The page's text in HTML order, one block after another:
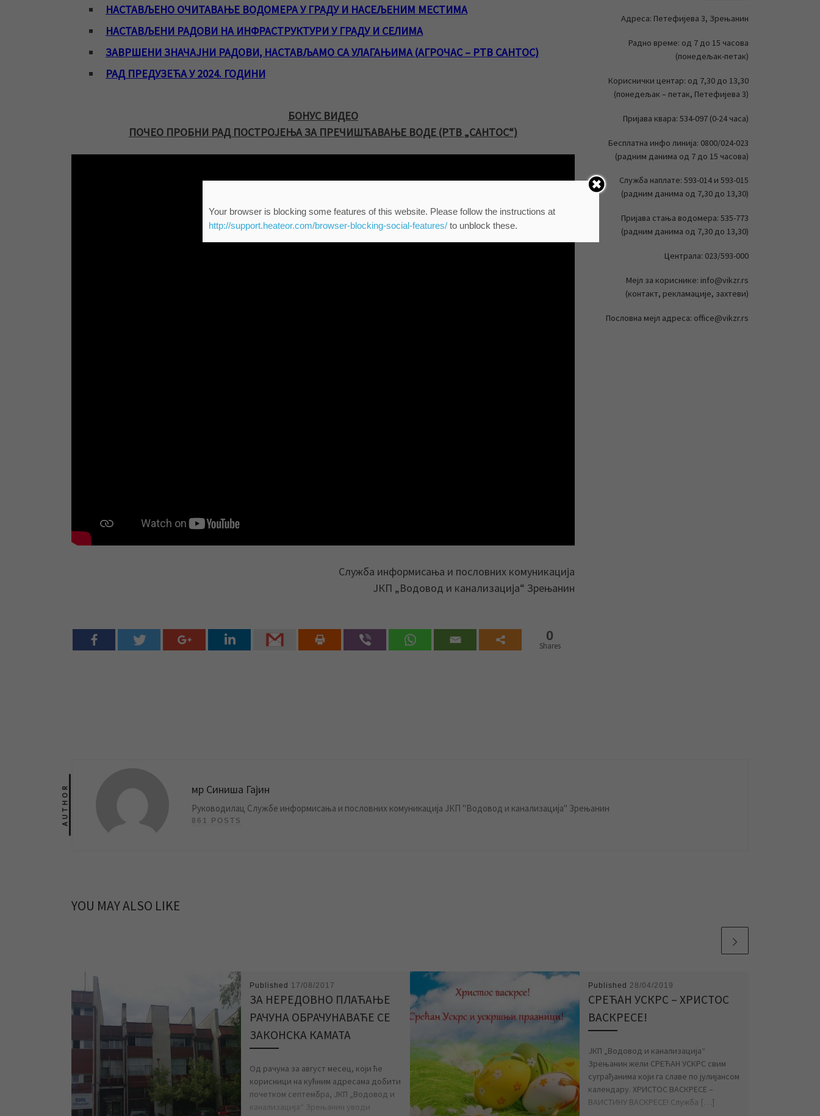
НАСТАВЉЕНО ОЧИТАВАЊЕ ВОДОМЕРА У ГРАДУ И НАСЕЉЕНИМ МЕСТИМА
НАСТАВЉЕНИ РАДОВИ НА ИНФРАСТРУКТУРИ У ГРАДУ И СЕЛИМА
ЗАВРШЕНИ ЗНАЧАЈНИ РАДОВИ, НАСТАВЉАМО СА УЛАГАЊИМА (АГРОЧАС – РТВ САНТОС)
РАД ПРЕДУЗЕЋА У 2024. ГОДИНИ
БОНУС ВИДЕО
ПОЧЕО ПРОБНИ РАД ПОСТРОЈЕЊА ЗА ПРЕЧИШЋАВАЊЕ ВОДЕ (РТВ „САНТОС“)
Служба информисања и пословних комуникација
ЈКП „Водовод и канализација“ Зрењанин
0
Shares
AUTHOR мр Синиша Гајин
Руководилац Службе информисања и пословних комуникација ЈКП "Водовод и канализација" Зрењанин
861 POSTS
YOU MAY ALSO LIKE
Published 17/08/2017
ЗА НЕРЕДОВНО ПЛАЋАЊЕ
РАЧУНА ОБРАЧУНАВАЋЕ СЕ
ЗАКОНСКА КАМАТА
Од рачуна за август месец, који ће
корисници на кућним адресама добити
почетком септембра, ЈКП „Водовод и
канализација“ Зрењанин уводи
Published 28/04/2019
СРЕЋАН УСКРС – ХРИСТОС
ВАСКРЕСЕ!
ЈКП „Водовод и канализација“
Зрењанин жели СРЕЋАН УСКРС свим
суграђанима који га славе по јулијансом
календару. ХРИСТОС ВАСКРЕСЕ –
ВАИСТИНУ ВАСКРЕСЕ! Служба […]
Адреса: Петефијева 3, Зрењанин
Радно време: од 7 до 15 часова
(понедељак-петак)
Кориснички центар: од 7,30 до 13,30
(понедељак – петак, Петефијева 3)
Пријава квара: 534-097 (0-24 часа)
Бесплатна инфо линија: 0800/024-023
(радним данима од 7 до 15 часова)
Служба наплате: 593-014 и 593-015
(радним данима од 7,30 до 13,30)
Пријава стања водомера: 535-773
(радним данима од 7,30 до 13,30)
Централа: 023/593-000
Мејл за кориснике: info@vikzr.rs
(контакт, рекламације, захтеви)
Пословна мејл адреса: office@vikzr.rs
Your browser is blocking some features of this website. Please follow the instructions at
http://support.heateor.com/browser-blocking-social-features/to unblock these.